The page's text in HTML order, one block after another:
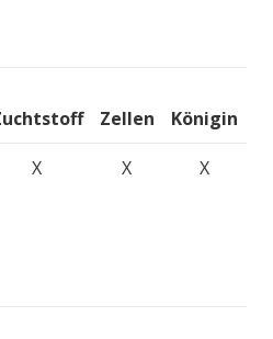
Zellen Königin
X X X